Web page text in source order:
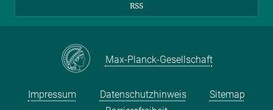
RSS
Max-Planck-Gesellschaft
Impressum Datenschutzhinweis
Sitemap